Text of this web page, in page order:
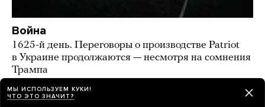
Война
1625-й день. Переговоры о производстве Patriot
в Украине продолжаются — несмотря на сомнения
Трампа
НОВОСТИ 9 часов назад
МЫ ИСПОЛЬЗУЕМ КУКИ!
ЧТО ЭТО ЗНАЧИТ?